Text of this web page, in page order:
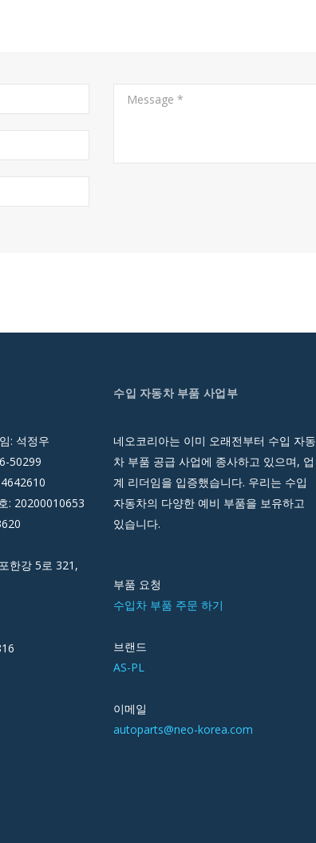
: 석정우
50299
: 20200010653
한강 5로 321,
수입 자동차 부품 사업부
네오코리아는 이미 오래전부터 수입 자동
차 부품 공급 사업에 종사하고 있으며, 업
계 리더임을 입증했습니다. 우리는 수입
자동차의 다양한 예비 부품을 보유하고
있습니다.
부품 요청
수입차 부품 주문 하기
브랜드
AS-PL
이메일
autoparts@neo-korea.com